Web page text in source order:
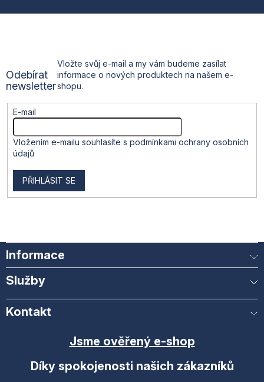
p
Odebírat
newsletter
Vložte svůj e-mail a my vám budeme zasílat
informace o nových produktech na našem e-
shopu.
E-mail
Vložením e-mailu souhlasíte s podmínkami ochrany osobních
údajů
PŘIHLÁSIT SE
Informace
Služby
Kontakt
Jsme ověřený e-shop
Díky spokojenosti našich zákazníků